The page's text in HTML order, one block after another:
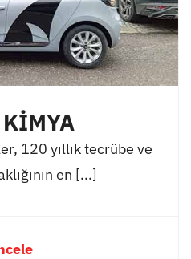
120 yıllık tecrübe ve
en [...]